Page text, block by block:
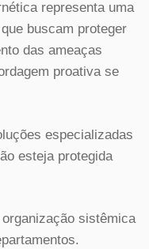
representa uma
buscam proteger
das ameaças
proativa se
especializadas
esteja protegida
sistêmica